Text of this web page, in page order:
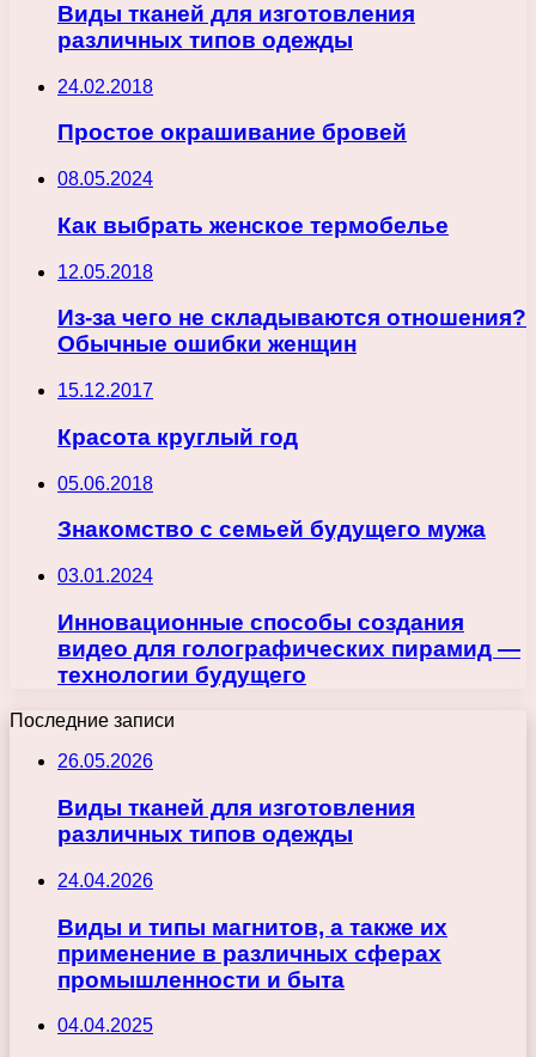
Виды тканей для изготовления
различных типов одежды
24.02.2018
Простое окрашивание бровей
08.05.2024
Как выбрать женское термобелье
12.05.2018
Из-за чего не складываются отношения?
Обычные ошибки женщин
15.12.2017
Красота круглый год
05.06.2018
Знакомство с семьей будущего мужа
03.01.2024
Инновационные способы создания
видео для голографических пирамид —
технологии будущего
Последние записи
26.05.2026
Виды тканей для изготовления
различных типов одежды
24.04.2026
Виды и типы магнитов, а также их
применение в различных сферах
промышленности и быта
04.04.2025